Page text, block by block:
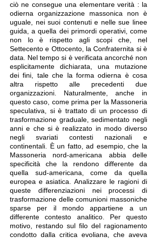
ciò ne consegue una elementare verità : la
odierna organizzazione massonica non è
uguale, nei suoi contenuti e nelle sue linee
guida, a quella dei primordi operativi, come
non lo è rispetto agli scopi che, nel
Settecento e Ottocento, la Confraternita si è
data. Nel tempo si è verificata ancorché non
esplicitamente dichiarata, una mutazione
dei fini, tale che la forma odierna è cosa
altra rispetto alle precedenti due
organizzazioni. Naturalmente, anche in
questo caso, come prima per la Massoneria
speculativa, si è trattato di un processo di
trasformazione graduale, sedimentato negli
anni e che si è realizzato in modo diverso
negli svariati contesti nazionali e
continentali. È un fatto, ad esempio, che la
Massoneria nord-americana abbia delle
specificità che la rendono differente da
quella sud-americana, come da quella
europea e asiatica. Analizzare le ragioni di
queste differenziazioni nei processi di
trasformazione delle comunioni massoniche
sparse per il mondo appartiene a un
differente contesto analitico. Per questo
motivo, restando sul filo del ragionamento
condotto dalla critica evoliana, che aveva